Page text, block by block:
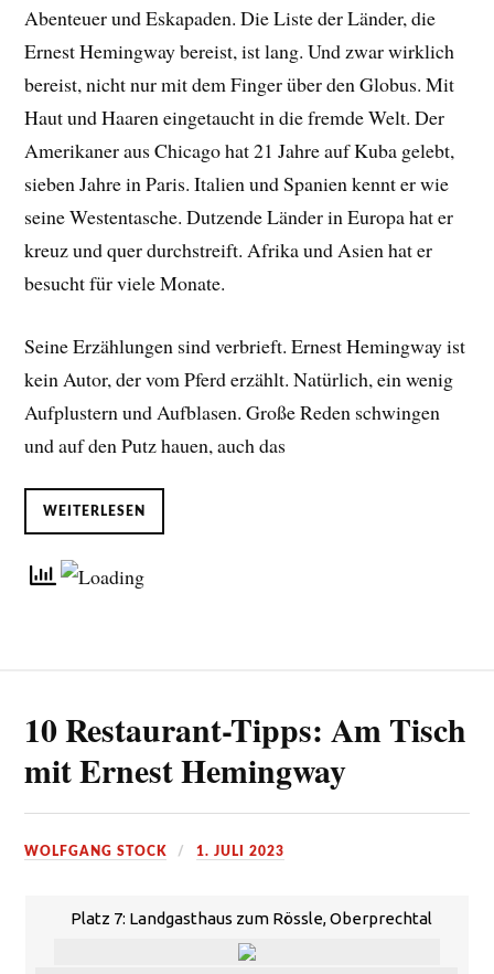
Abenteuer und Eskapaden. Die Liste der Länder, die
Ernest Hemingway bereist, ist lang. Und zwar wirklich
bereist, nicht nur mit dem Finger über den Globus. Mit
Haut und Haaren eingetaucht in die fremde Welt. Der
Amerikaner aus Chicago hat 21 Jahre auf Kuba gelebt,
sieben Jahre in Paris. Italien und Spanien kennt er wie
seine Westentasche. Dutzende Länder in Europa hat er
kreuz und quer durchstreift. Afrika und Asien hat er
besucht für viele Monate.
Seine Erzählungen sind verbrieft. Ernest Hemingway ist
kein Autor, der vom Pferd erzählt. Natürlich, ein wenig
Aufplustern und Aufblasen. Große Reden schwingen
und auf den Putz hauen, auch das
WEITERLESEN
10 Restaurant-Tipps: Am Tisch
mit Ernest Hemingway
WOLFGANG STOCK 1. JULI 2023
Platz 7: Landgasthaus zum Rössle, Oberprechtal